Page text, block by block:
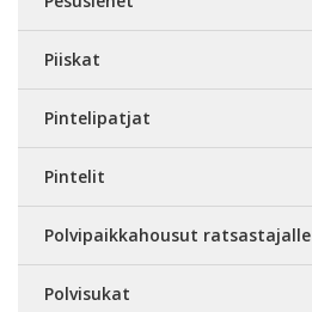
Piiskat
Pintelipatjat
Pintelit
Polvipaikkahousut ratsastajalle
Polvisukat